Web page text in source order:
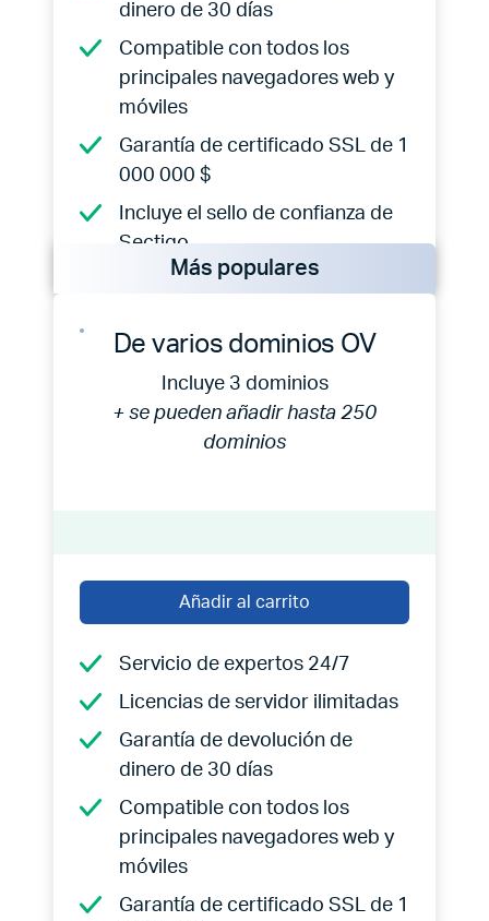
dinero de 30 días
Compatible con todos los
principales navegadores web y
móviles
Garantía de certificado SSL de 1
000 000 $
Incluye el sello de confianza de
Sectigo
Más populares
De varios dominios OV
Incluye 3 dominios
+ se pueden añadir hasta 250
dominios
Añadir al carrito
Servicio de expertos 24/7
Licencias de servidor ilimitadas
Garantía de devolución de
dinero de 30 días
Compatible con todos los
principales navegadores web y
móviles
Garantía de certificado SSL de 1